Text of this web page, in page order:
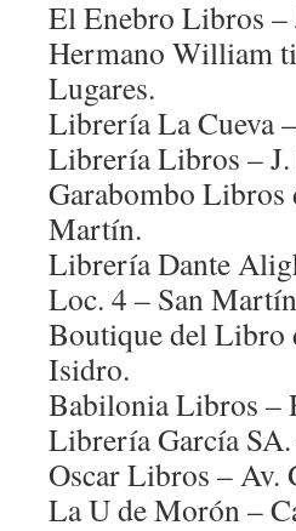
El Enebro Libros –
Hermano William
Lugares.
Librería La Cueva
Librería Libros –
Garabombo Libros
Martín.
Librería Dante
Loc. 4 – San
Boutique del Libro
Isidro.
Babilonia Libros –
Librería García
Oscar Libros – Av.
La U de Morón –